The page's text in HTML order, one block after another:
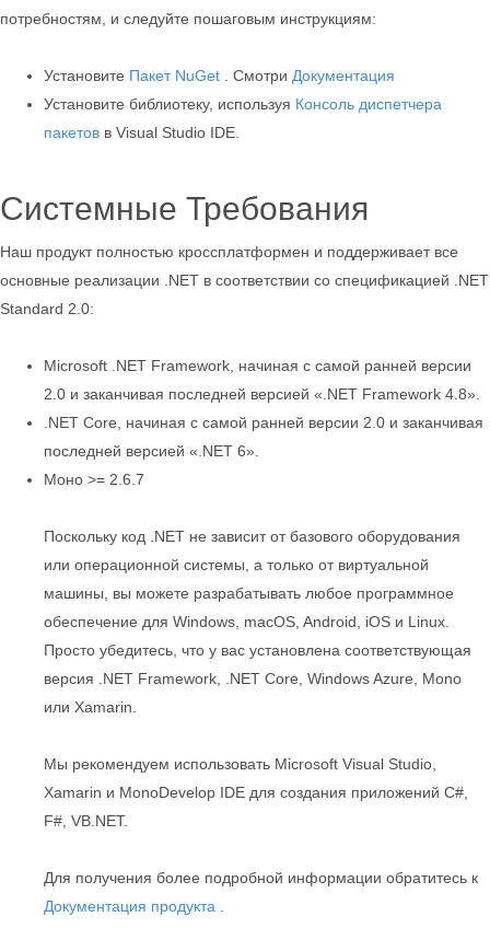
потребностям, и следуйте пошаговым инструкциям:
Установите Пакет NuGet . Смотри Документация
Установите библиотеку, используя Консоль диспетчера
пакетов в Visual Studio IDE.
Системные Требования
Наш продукт полностью кроссплатформен и поддерживает все
основные реализации .NET в соответствии со спецификацией .NET
Standard 2.0:
Microsoft .NET Framework, начиная с самой ранней версии
2.0 и заканчивая последней версией «.NET Framework 4.8».
.NET Core, начиная с самой ранней версии 2.0 и заканчивая
последней версией «.NET 6».
Моно >= 2.6.7
Поскольку код .NET не зависит от базового оборудования
или операционной системы, а только от виртуальной
машины, вы можете разрабатывать любое программное
обеспечение для Windows, macOS, Android, iOS и Linux.
Просто убедитесь, что у вас установлена соответствующая
версия .NET Framework, .NET Core, Windows Azure, Mono
или Xamarin.
Мы рекомендуем использовать Microsoft Visual Studio,
Xamarin и MonoDevelop IDE для создания приложений C#,
F#, VB.NET.
Для получения более подробной информации обратитесь к
Документация продукта